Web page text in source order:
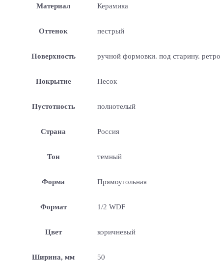
Материал Керамика
Оттенок пестрый
Поверхность ручной формовки. под старину. ретро
Покрытие Песок
Пустотность полнотелый
Страна Россия
Тон темный
Форма Прямоугольная
Формат 1/2 WDF
Цвет коричневый
Ширина, мм 50